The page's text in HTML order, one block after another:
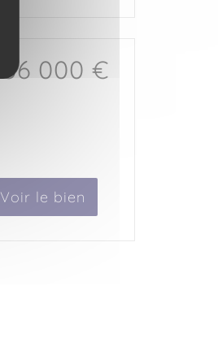
136 000 €
Voir le bien